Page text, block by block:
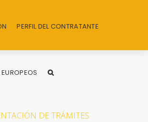
PERFIL DEL CONTRATANTE
DE TRÁMITES